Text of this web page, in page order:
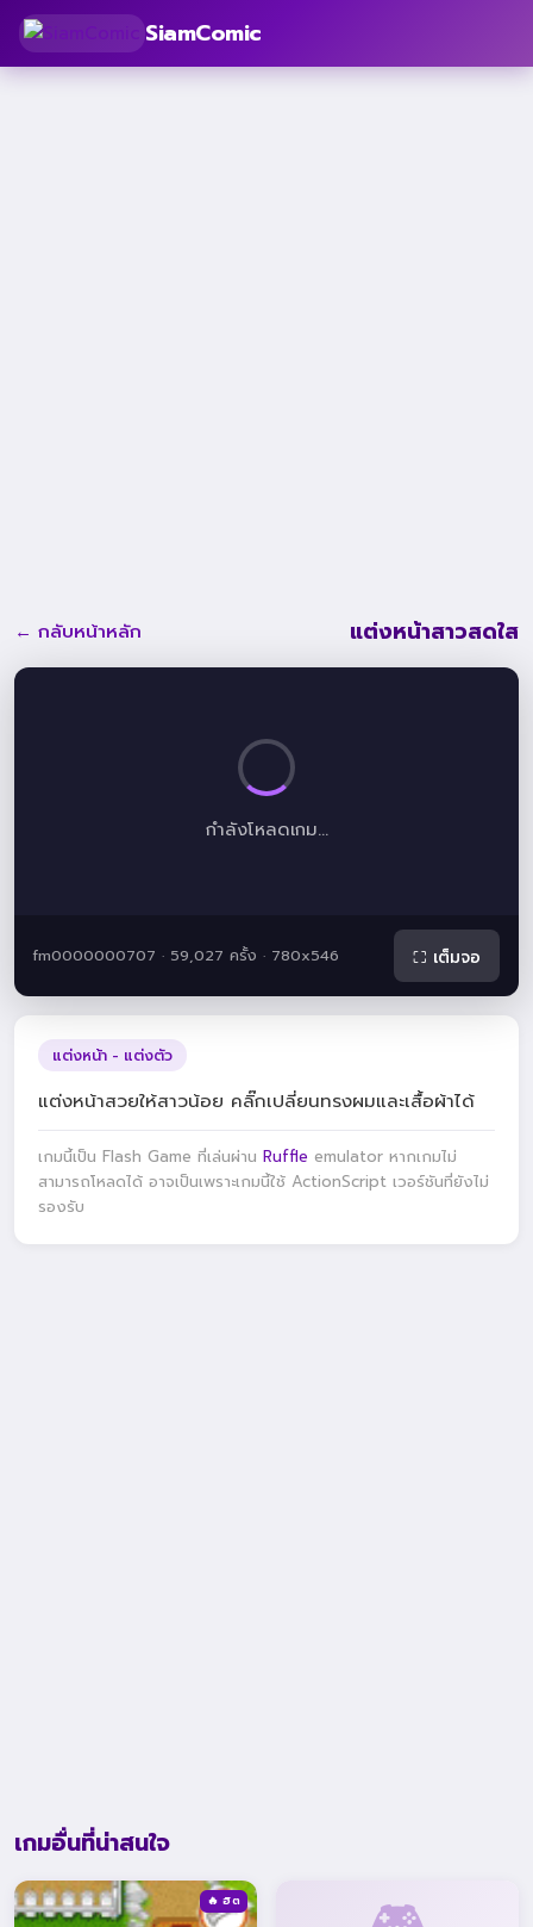
SiamComic
← กลับหน้าหลัก แต่งหน้าสาวสดใส
กำลังโหลดเกม...
fm0000000707 · 59,027 ครั้ง · 780x546 ⛶ เต็มจอ
แต่งหน้า - แต่งตัว
แต่งหน้าสวยให้สาวน้อย คลิ๊กเปลี่ยนทรงผมและเสื้อผ้าได้
เกมนี้เป็น Flash Game ที่เล่นผ่าน Ruffle emulator หากเกมไม่
สามารถโหลดได้ อาจเป็นเพราะเกมนี้ใช้ ActionScript เวอร์ชันที่ยังไม่
รองรับ
เกมอื่นที่น่าสนใจ
🔥 ฮิต